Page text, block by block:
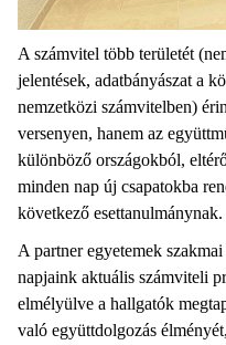
A számvitel több területét
jelentések, adatbányászat a
nemzetközi számvitelben)
versenyen, hanem az
különböző országokból,
minden nap új csapatokba
következő esettanulmánynak.
A partner egyetemek
napjaink aktuális számviteli
elmélyülve a hallgatók
való együttdolgozás